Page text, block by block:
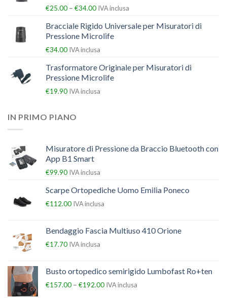
€25.00 – €34.00 IVA inclusa
Bracciale Rigido Universale per Misuratori di
Pressione Microlife
€34.00 IVA inclusa
Trasformatore Originale per Misuratori di
Pressione Microlife
€19.90 IVA inclusa
IN PRIMO PIANO
Misuratore di Pressione da Braccio Bluetooth con
App B1 Smart
€99.90 IVA inclusa
Scarpe Ortopediche Uomo Emilia Poneco
€112.00 IVA inclusa
Bendaggio Fascia Multiuso 410 Orione
€17.70 IVA inclusa
Busto ortopedico semirigido Lumbofast Ro+ten
€157.00 – €192.00 IVA inclusa